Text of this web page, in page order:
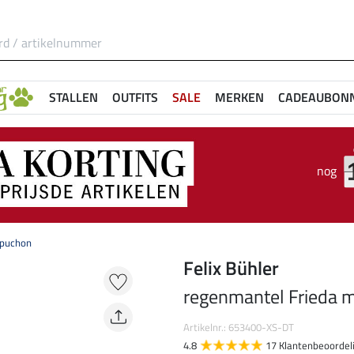
STALLEN OUTFITS SALE MERKEN
nog
Felix Bühler
regenmantel Frieda
Artikelnr.: 653400-XS-DT
4.8
17